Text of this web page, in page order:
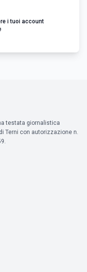
i tuoi account
testata giornalistica
Terni con autorizzazione n.